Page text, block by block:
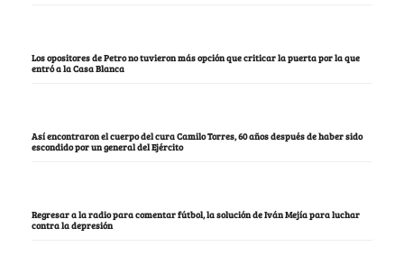
Los opositores de Petro no tuvieron más opción que criticar la puerta por la que
entró a la Casa Blanca
Así encontraron el cuerpo del cura Camilo Torres, 60 años después de haber sido
escondido por un general del Ejército
Regresar a la radio para comentar fútbol, la solución de Iván Mejía para luchar
contra la depresión